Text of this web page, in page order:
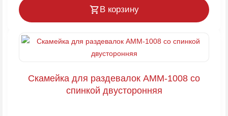
В корзину
Скамейка для раздевалок AMM-1008 со
спинкой двусторонняя